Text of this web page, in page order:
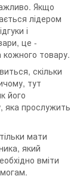
Якщо
лідером
і
це -
товару.
скільки
тут
його
яка прослужить
мати
який
вміти